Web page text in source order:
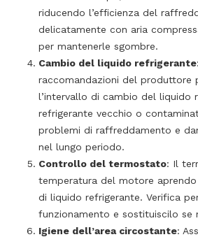
riducendo l’efficienza del
delicatamente con aria
per mantenerle sgombre.
Cambio del liquido refrigerante
raccomandazioni del produttore
l’intervallo di cambio del liquido
refrigerante vecchio o
problemi di raffreddamento e
nel lungo periodo.
Controllo del termostato: Il
temperatura del motore
di liquido refrigerante. Verifica
funzionamento e sostituiscilo se
Igiene dell’area circostante: